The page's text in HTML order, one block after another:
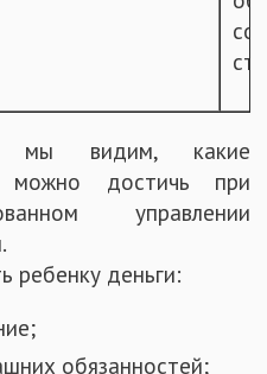
мы видим, какие
можно достичь при
управлении
ребенку деньги:
обязанностей;